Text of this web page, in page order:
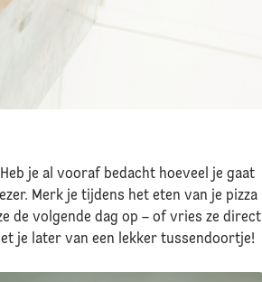
je al vooraf bedacht hoeveel je gaat
Merk je tijdens het eten van je pizza
de volgende dag op – of vries ze direct
je later van een lekker tussendoortje!